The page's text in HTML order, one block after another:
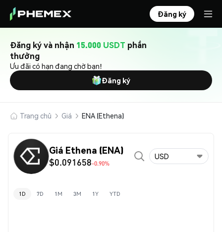
Đăng ký
Đăng ký và nhận 15.000 USDT phần
thưởng
Ưu đãi có hạn đang chờ bạn!
Đăng ký
Trang chủ Giá ENA (Ethena)
Giá Ethena (ENA)
$0.091658-0.90%
USD
1D 7D 1M 3M 1Y YTD